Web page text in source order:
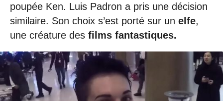
poupée Ken. Luis Padron a pris une décision
similaire. Son choix s’est porté sur un elfe,
une créature des films fantastiques.